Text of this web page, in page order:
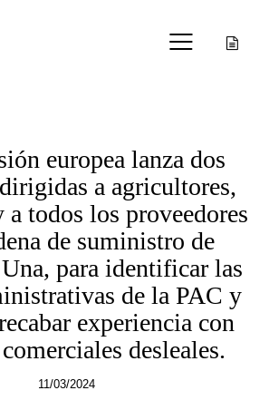
europea lanza dos
a agricultores,
a todos los proveedores
de suministro de
para identificar las
de la PAC y
experiencia con
desleales.
11/03/2024